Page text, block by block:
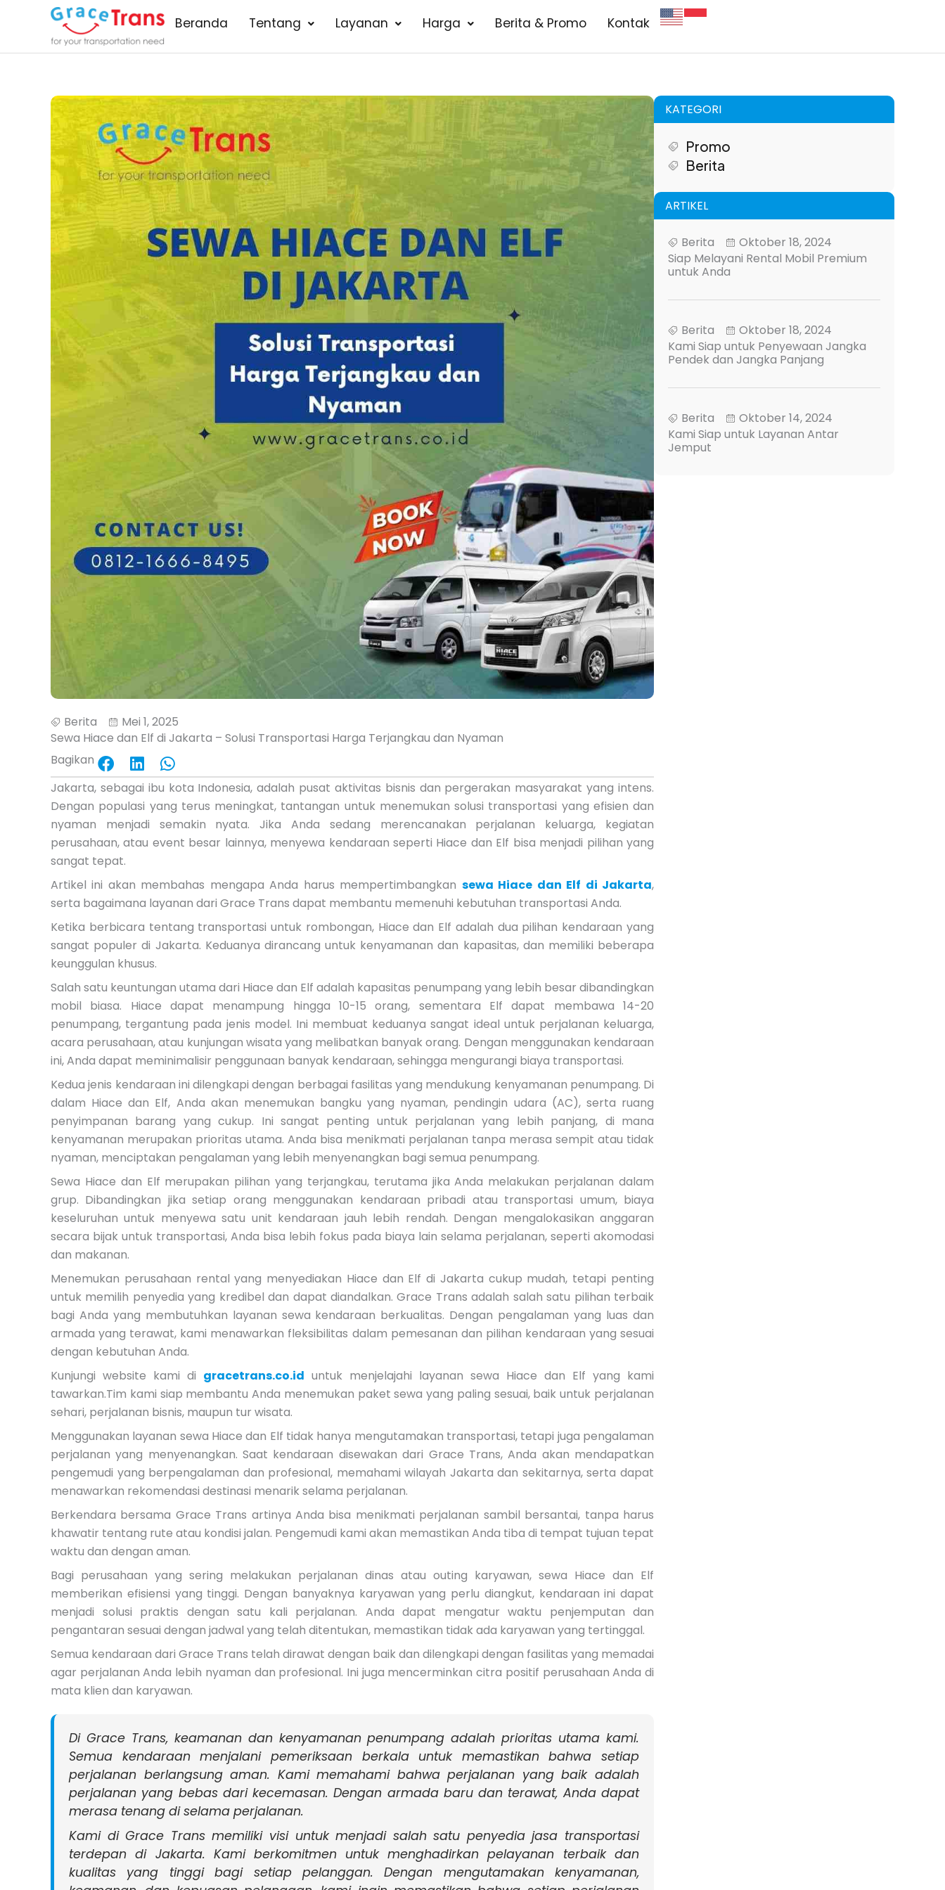
Beranda Tentang Layanan Harga Berita & Promo Kontak
Berita
Mei 1, 2025
Sewa Hiace dan Elf di Jakarta – Solusi Transportasi Harga Terjangkau dan Nyaman
Bagikan
Share
on
Share
on
Share
on
Jakarta, sebagai ibu kota Indonesia, adalah pusat aktivitas bisnis dan pergerakan masyarakat yang intens.
Dengan populasi yang terus meningkat, tantangan untuk menemukan solusi transportasi yang efisien dan
nyaman menjadi semakin nyata. Jika Anda sedang merencanakan perjalanan keluarga, kegiatan
perusahaan, atau event besar lainnya, menyewa kendaraan seperti Hiace dan Elf bisa menjadi pilihan yang
sangat tepat.
Artikel ini akan membahas mengapa Anda harus mempertimbangkan sewa Hiace dan Elf di Jakarta,
serta bagaimana layanan dari Grace Trans dapat membantu memenuhi kebutuhan transportasi Anda.
Ketika berbicara tentang transportasi untuk rombongan, Hiace dan Elf adalah dua pilihan kendaraan yang
sangat populer di Jakarta. Keduanya dirancang untuk kenyamanan dan kapasitas, dan memiliki beberapa
keunggulan khusus.
Salah satu keuntungan utama dari Hiace dan Elf adalah kapasitas penumpang yang lebih besar dibandingkan
mobil biasa. Hiace dapat menampung hingga 10-15 orang, sementara Elf dapat membawa 14-20
penumpang, tergantung pada jenis model. Ini membuat keduanya sangat ideal untuk perjalanan keluarga,
acara perusahaan, atau kunjungan wisata yang melibatkan banyak orang. Dengan menggunakan kendaraan
ini, Anda dapat meminimalisir penggunaan banyak kendaraan, sehingga mengurangi biaya transportasi.
Kedua jenis kendaraan ini dilengkapi dengan berbagai fasilitas yang mendukung kenyamanan penumpang. Di
dalam Hiace dan Elf, Anda akan menemukan bangku yang nyaman, pendingin udara (AC), serta ruang
penyimpanan barang yang cukup. Ini sangat penting untuk perjalanan yang lebih panjang, di mana
kenyamanan merupakan prioritas utama. Anda bisa menikmati perjalanan tanpa merasa sempit atau tidak
nyaman, menciptakan pengalaman yang lebih menyenangkan bagi semua penumpang.
Sewa Hiace dan Elf merupakan pilihan yang terjangkau, terutama jika Anda melakukan perjalanan dalam
grup. Dibandingkan jika setiap orang menggunakan kendaraan pribadi atau transportasi umum, biaya
keseluruhan untuk menyewa satu unit kendaraan jauh lebih rendah. Dengan mengalokasikan anggaran
secara bijak untuk transportasi, Anda bisa lebih fokus pada biaya lain selama perjalanan, seperti akomodasi
dan makanan.
Menemukan perusahaan rental yang menyediakan Hiace dan Elf di Jakarta cukup mudah, tetapi penting
untuk memilih penyedia yang kredibel dan dapat diandalkan. Grace Trans adalah salah satu pilihan terbaik
bagi Anda yang membutuhkan layanan sewa kendaraan berkualitas. Dengan pengalaman yang luas dan
armada yang terawat, kami menawarkan fleksibilitas dalam pemesanan dan pilihan kendaraan yang sesuai
dengan kebutuhan Anda.
Kunjungi website kami di gracetrans.co.id untuk menjelajahi layanan sewa Hiace dan Elf yang kami
tawarkan.Tim kami siap membantu Anda menemukan paket sewa yang paling sesuai, baik untuk perjalanan
sehari, perjalanan bisnis, maupun tur wisata.
Menggunakan layanan sewa Hiace dan Elf tidak hanya mengutamakan transportasi, tetapi juga pengalaman
perjalanan yang menyenangkan. Saat kendaraan disewakan dari Grace Trans, Anda akan mendapatkan
pengemudi yang berpengalaman dan profesional, memahami wilayah Jakarta dan sekitarnya, serta dapat
menawarkan rekomendasi destinasi menarik selama perjalanan.
Berkendara bersama Grace Trans artinya Anda bisa menikmati perjalanan sambil bersantai, tanpa harus
khawatir tentang rute atau kondisi jalan. Pengemudi kami akan memastikan Anda tiba di tempat tujuan tepat
waktu dan dengan aman.
Bagi perusahaan yang sering melakukan perjalanan dinas atau outing karyawan, sewa Hiace dan Elf
memberikan efisiensi yang tinggi. Dengan banyaknya karyawan yang perlu diangkut, kendaraan ini dapat
menjadi solusi praktis dengan satu kali perjalanan. Anda dapat mengatur waktu penjemputan dan
pengantaran sesuai dengan jadwal yang telah ditentukan, memastikan tidak ada karyawan yang tertinggal.
Semua kendaraan dari Grace Trans telah dirawat dengan baik dan dilengkapi dengan fasilitas yang memadai
agar perjalanan Anda lebih nyaman dan profesional. Ini juga mencerminkan citra positif perusahaan Anda di
mata klien dan karyawan.
Di Grace Trans, keamanan dan kenyamanan penumpang adalah prioritas utama kami.
Semua kendaraan menjalani pemeriksaan berkala untuk memastikan bahwa setiap
perjalanan berlangsung aman. Kami memahami bahwa perjalanan yang baik adalah
perjalanan yang bebas dari kecemasan. Dengan armada baru dan terawat, Anda dapat
merasa tenang di selama perjalanan.
Kami di Grace Trans memiliki visi untuk menjadi salah satu penyedia jasa transportasi
terdepan di Jakarta. Kami berkomitmen untuk menghadirkan pelayanan terbaik dan
kualitas yang tinggi bagi setiap pelanggan. Dengan mengutamakan kenyamanan,
KATEGORI
Promo
Berita
ARTIKEL
Berita
Oktober 18, 2024
Siap Melayani Rental Mobil Premium
untuk Anda
Berita
Oktober 18, 2024
Kami Siap untuk Penyewaan Jangka
Pendek dan Jangka Panjang
Berita
Oktober 14, 2024
Kami Siap untuk Layanan Antar
Jemput